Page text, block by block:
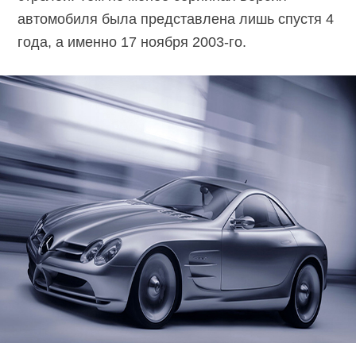
автомобиля была представлена лишь спустя 4
года, а именно 17 ноября 2003-го.